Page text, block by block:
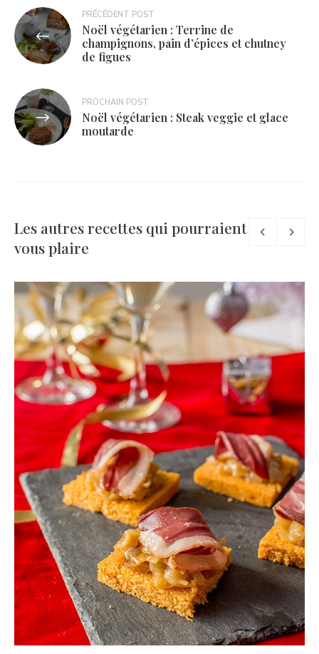
Navigation
de
l’article
PRÉCÉDENT POST
Noël végétarien : Terrine de
champignons, pain d’épices et chutney
de figues
PROCHAIN POST
Noël végétarien : Steak veggie et glace
moutarde
Les autres recettes qui pourraient
vous plaire